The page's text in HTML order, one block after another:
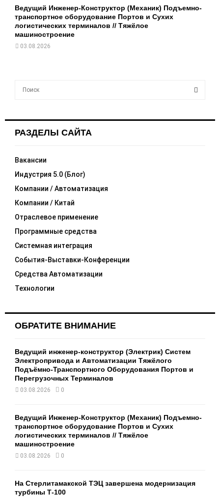
Ведущий Инженер-Конструктор (Механик) Подъемно-
транспортное оборудование Портов и Сухих
логистических терминалов // Тяжёлое
машиностроение
03.08.2026
h
o
:
РАЗДЕЛЫ САЙТА
Вакансии
Индустрия 5.0 (Блог)
Компании / Автоматизация
Компании / Китай
Отраслевое применение
Программные средства
Системная интеграция
События-Выставки-Конференции
Средства Автоматизации
Технологии
ОБРАТИТЕ ВНИМАНИЕ
Ведущий инженер-конструктор (Электрик) Систем
Электропривода и Автоматизации Тяжёлого
Подъёмно-Транспортного Оборудования Портов и
Перегрузочных Терминалов
03.08.2026 0
Ведущий Инженер-Конструктор (Механик) Подъемно-
транспортное оборудование Портов и Сухих
логистических терминалов // Тяжёлое
машиностроение
03.08.2026 0
На Стерлитамакской ТЭЦ завершена модернизация
турбины Т-100